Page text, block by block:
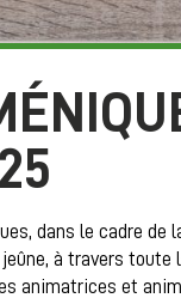
dans le cadre de
à travers
animatrices et